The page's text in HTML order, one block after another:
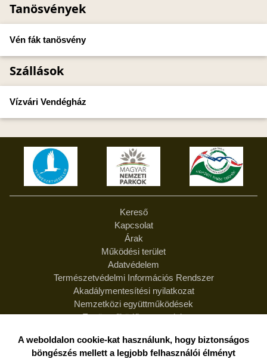
A weboldalon cookie-kat használunk, hogy biztonságos
böngészés mellett a legjobb felhasználói élményt
Tanösvények
Vén fák tanösvény
Szállások
Vízvári Vendégház
Kereső
Kapcsolat
Árak
Működési terület
Adatvédelem
Természetvédelmi Információs Rendszer
Akadálymentesítési nyilatkozat
Nemzetközi együttműködések
Együttműködő partnereink
Hírlevél leiratkozás
Felelősség